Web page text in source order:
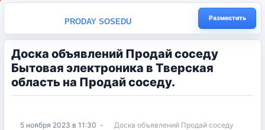
PRODAY SOSEDU Разместить
Доска объявлений Продай соседу
Бытовая электроника в Тверская
область на Продай соседу.
5 ноября 2023 в 11:30 -
Доска объявлений Продай соседу